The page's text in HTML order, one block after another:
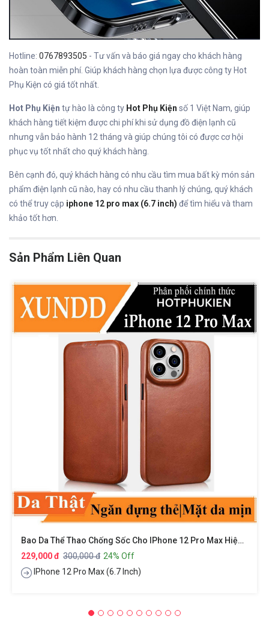
Hotline: 0767893505 - Tư vấn và báo giá ngay cho khách hàng
hoàn toàn miễn phí. Giúp khách hàng chọn lựa được công ty Hot
Phụ Kiện có giá tốt nhất.
Hot Phụ Kiện tự hào là công ty Hot Phụ Kiện số 1 Việt Nam, giúp
khách hàng tiết kiệm được chi phí khi sử dụng đồ điện lạnh cũ
nhưng vẫn bảo hành 12 tháng và giúp chúng tôi có được cơ hội
phục vụ tốt nhất cho quý khách hàng.
Bên cạnh đó, quý khách hàng có nhu cầu tìm mua bất kỳ món sản
phẩm điện lạnh cũ nào, hay có nhu cầu thanh lý chúng, quý khách
có thể truy cập iphone 12 pro max (6.7 inch) để tìm hiểu và tham
khảo tốt hơn.
Sản Phẩm Liên Quan
Bao Da Thể Thao Chống Sốc Cho IPhone 12 Pro Max Hiệu XUNDD Gra Series Có Ngăn Đựng Thẻ Card ATM Visit Cao Cấp Bảo Vệ Toàn Diện 360 Độ, Smartsleep Thông Minh
229,000 đ 300,000 đ 24% Off
IPhone 12 Pro Max (6.7 Inch)